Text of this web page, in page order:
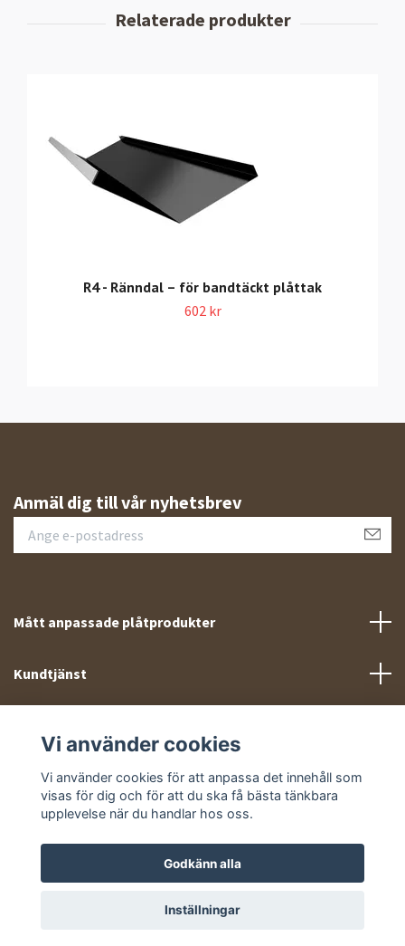
R4 - Ränndal – för bandtäckt plåttak
602 kr
Anmäl dig till vår nyhetsbrev
Mått anpassade plåtprodukter
Kundtjänst
Sociala medier
© 2026 Takprofiler.se
Vi använder cookies
Vi använder cookies för att anpassa det innehåll som
visas för dig och för att du ska få bästa tänkbara
upplevelse när du handlar hos oss.
Godkänn alla
Inställningar